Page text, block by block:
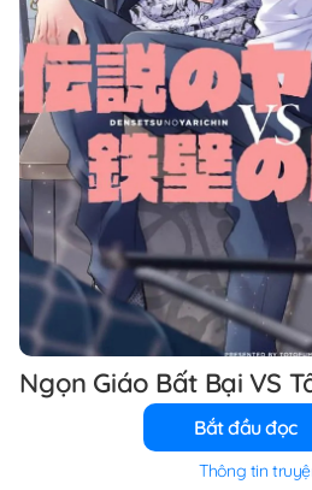
Ngọn Giáo Bất Bại VS
Bắt đầu đọc
Thông tin